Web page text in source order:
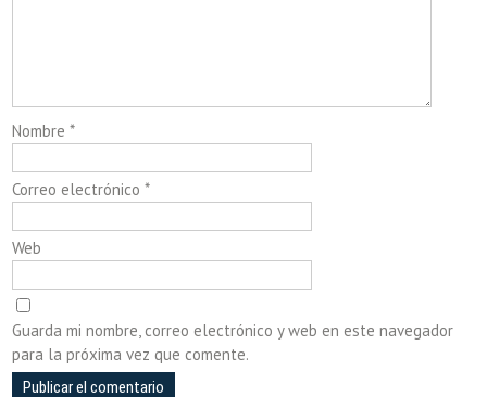
Nombre*
Correo electrónico*
Web
Guarda mi nombre, correo electrónico y web en este navegador
para la próxima vez que comente.